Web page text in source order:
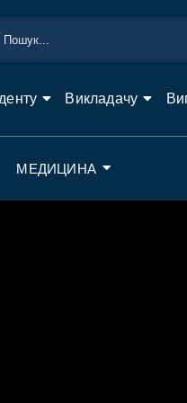
Викладачу
МЕДИЦИНА